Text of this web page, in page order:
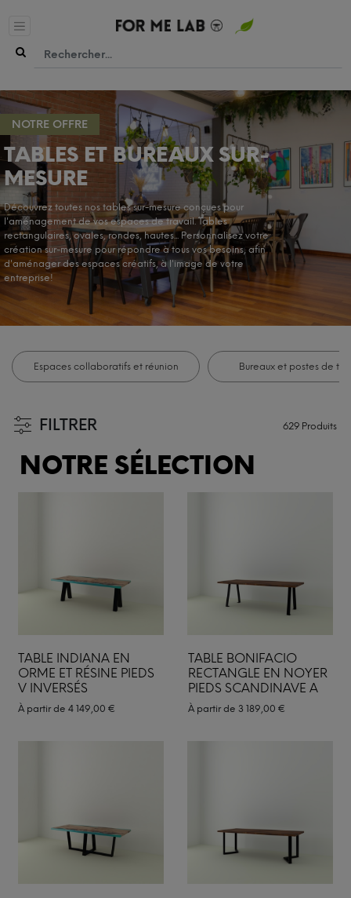
NOTRE OFFRE
TABLES ET BUREAUX SUR-
MESURE
Découvrez toutes nos tables sur-mesure conçues pour
l'aménagement de vos espaces de travail. Tables
rectangulaires, ovales, rondes, hautes... Personnalisez votre
création sur-mesure pour répondre à tous vos besoins, afin
d'aménager des espaces créatifs, à l'image de votre
entreprise!
Espaces collaboratifs et réunion Bureaux et postes de
FILTRER 629 Produits
NOTRE SÉLECTION
TABLE INDIANA EN
ORME ET RÉSINE PIEDS
V INVERSÉS
À partir de 4 149,00 €
TABLE BONIFACIO
RECTANGLE EN NOYER
PIEDS SCANDINAVE A
À partir de 3 189,00 €